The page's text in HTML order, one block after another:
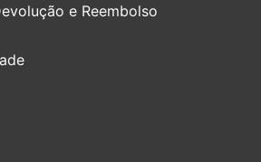
e Reembolso